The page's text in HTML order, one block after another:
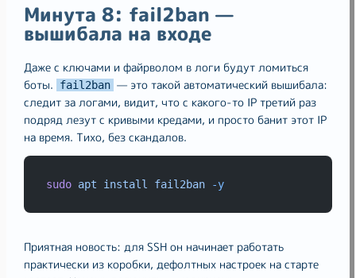
Минута 8: fail2ban —
вышибала на входе
Даже с ключами и файрволом в логи будут ломиться
боты.
fail2ban — это такой автоматический вышибала:
следит за логами, видит, что с какого-то IP третий раз
подряд лезут с кривыми кредами, и просто банит этот IP
на время. Тихо, без скандалов.
sudo apt install fail2ban -y
Приятная новость: для SSH он начинает работать
практически из коробки, дефолтных настроек на старте